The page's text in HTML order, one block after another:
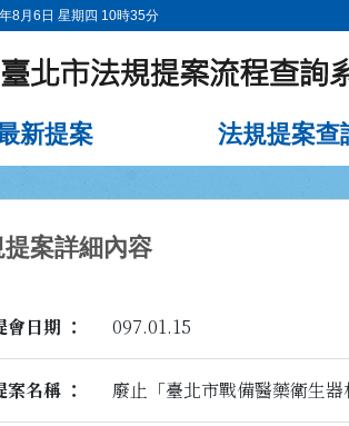
新提案 法規提案查
8月6日 星期四 10時35分
案詳細內容
會日期 097.01.15
案名稱 廢止「臺北市戰備醫藥衛生器